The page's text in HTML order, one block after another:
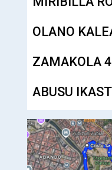
OLANO
ZAMAKOLA 4
ABUSU